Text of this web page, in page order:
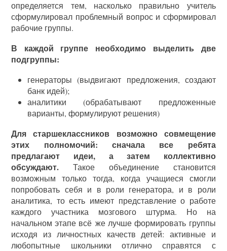
определяется тем, насколько правильно учитель
сформулировал проблемный вопрос и сформировал
рабочие группы.
В каждой группе необходимо выделить две
подгруппы:
генераторы (выдвигают предложения, создают
банк идей);
аналитики (обрабатывают предложенные
варианты, формулируют решения)
Для старшеклассников возможно совмещение
этих полномочий: сначала все ребята
предлагают идеи, а затем коллективно
обсуждают. Такое объединение становится
возможным только тогда, когда учащиеся смогли
попробовать себя и в роли генератора, и в роли
аналитика, то есть имеют представление о работе
каждого участника мозгового штурма. Но на
начальном этапе всё же лучше формировать группы
исходя из личностных качеств детей: активные и
любопытные школьники отлично справятся с